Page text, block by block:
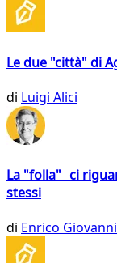
Le due "città" di
di Luigi Alici
La "folla" ci
stessi
di Enrico